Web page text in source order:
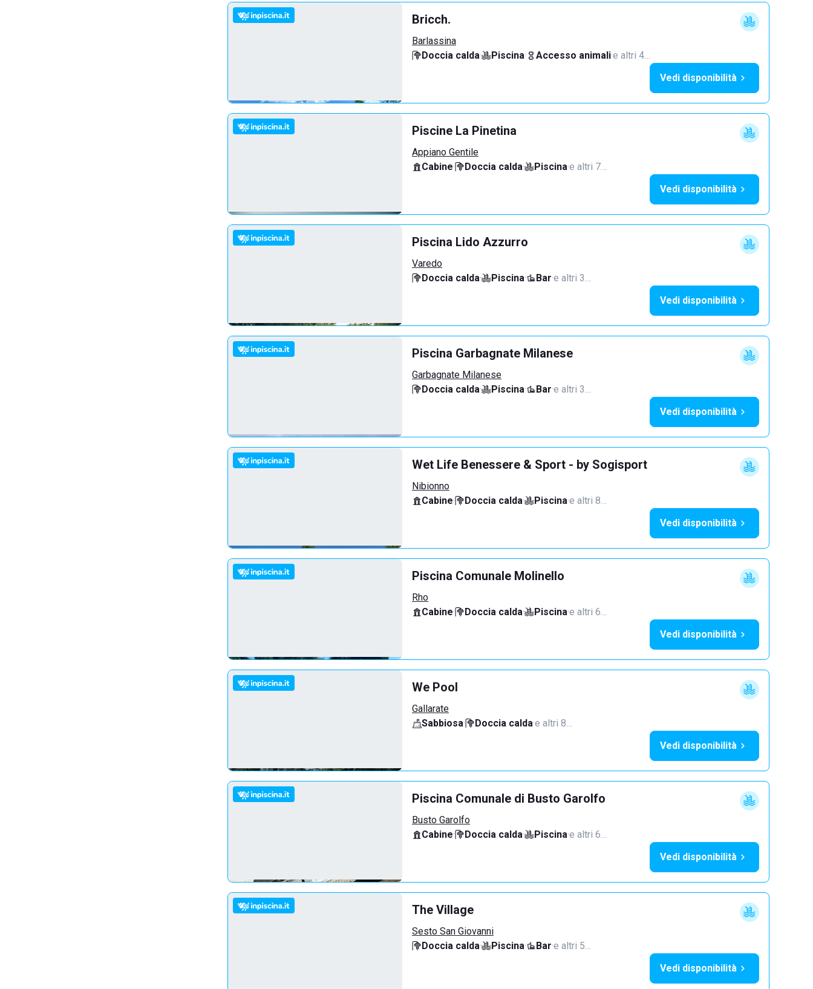
Bricch.
Barlassina
Doccia calda· Piscina· Accesso animali·e altri 4…
Vedi disponibilità
Piscine La Pinetina
Appiano Gentile
Cabine· Doccia calda· Piscina·e altri 7…
Vedi disponibilità
Piscina Lido Azzurro
Varedo
Doccia calda· Piscina· Bar·e altri 3…
Vedi disponibilità
Piscina Garbagnate Milanese
Garbagnate Milanese
Doccia calda· Piscina· Bar·e altri 3…
Vedi disponibilità
Wet Life Benessere & Sport - by Sogisport
Nibionno
Cabine· Doccia calda· Piscina·e altri 8…
Vedi disponibilità
Piscina Comunale Molinello
Rho
Cabine· Doccia calda· Piscina·e altri 6…
Vedi disponibilità
We Pool
Gallarate
Sabbiosa· Doccia calda·e altri 8…
Vedi disponibilità
Piscina Comunale di Busto Garolfo
Busto Garolfo
Cabine· Doccia calda· Piscina·e altri 6…
Vedi disponibilità
The Village
Sesto San Giovanni
Doccia calda· Piscina· Bar·e altri 5…
Vedi disponibilità